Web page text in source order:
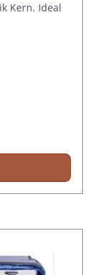
Kern. Ideal